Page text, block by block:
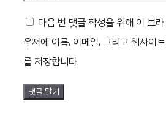
트
다음 번 댓글 작성을 위해 이 브라
우저에 이름, 이메일, 그리고 웹사이트
를 저장합니다.